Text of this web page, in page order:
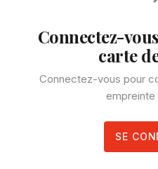
Connectez-
carte
Connectez-vous pour
SE